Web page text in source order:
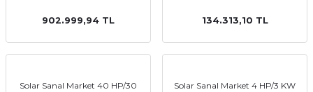
902.999,94 TL 134.313,10 TL
Solar Sanal Market 40 HP/30
Solar Sanal Market 4 HP/3 KW